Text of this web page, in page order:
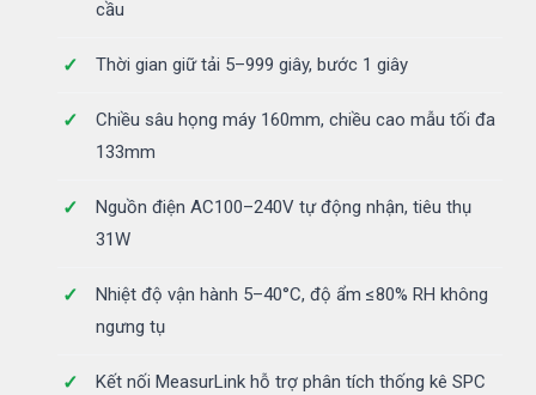
cầu
Thời gian giữ tải 5–999 giây, bước 1 giây
Chiều sâu họng máy 160mm, chiều cao mẫu tối đa
133mm
Nguồn điện AC100–240V tự động nhận, tiêu thụ
31W
Nhiệt độ vận hành 5–40°C, độ ẩm ≤80% RH không
ngưng tụ
Kết nối MeasurLink hỗ trợ phân tích thống kê SPC